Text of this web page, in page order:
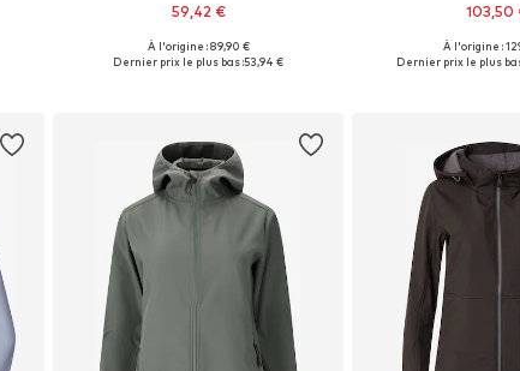
59,42 €
Tailles disponibles: XS
À l'origine : 89,90 €
Dernier prix le plus bas :53,94 €
103,50
Tailles disponibles:
À l'origine :
Dernier prix le plus